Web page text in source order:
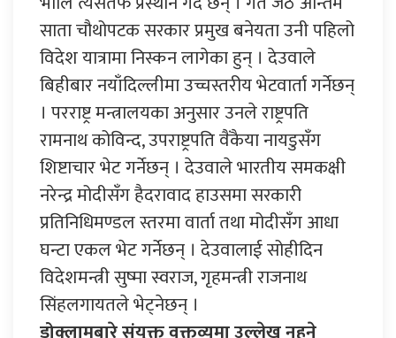
साता चौथोपटक सरकार प्रमुख बनेयता उनी पहिलो
विदेश यात्रामा निस्कन लागेका हुन् । देउवाले
बिहीबार नयाँदिल्लीमा उच्चस्तरीय भेटवार्ता गर्नेछन्
। परराष्ट्र मन्त्रालयका अनुसार उनले राष्ट्रपति
रामनाथ कोविन्द, उपराष्ट्रपति वैंकैया नायडुसँग
शिष्टाचार भेट गर्नेछन् । देउवाले भारतीय समकक्षी
नरेन्द्र मोदीसँग हैदरावाद हाउसमा सरकारी
प्रतिनिधिमण्डल स्तरमा वार्ता तथा मोदीसँग आधा
घन्टा एकल भेट गर्नेछन् । देउवालाई सोहीदिन
विदेशमन्त्री सुष्मा स्वराज, गृहमन्त्री राजनाथ
सिंहलगायतले भेट्नेछन् ।